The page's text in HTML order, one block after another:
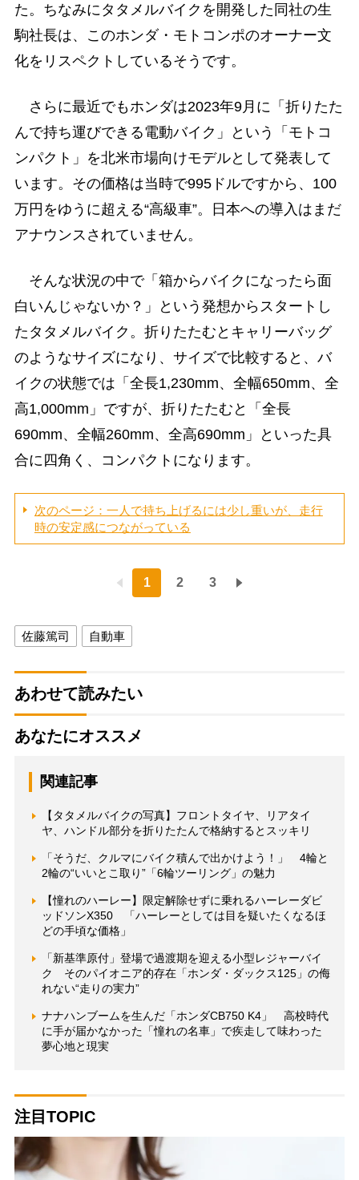
た。ちなみにタタメルバイクを開発した同社の生
駒社長は、このホンダ・モトコンポのオーナー文
化をリスペクトしているそうです。
さらに最近でもホンダは2023年9月に「折りたた
んで持ち運びできる電動バイク」という「モトコ
ンパクト」を北米市場向けモデルとして発表して
います。その価格は当時で995ドルですから、100
万円をゆうに超える“高級車”。日本への導入はまだ
アナウンスされていません。
そんな状況の中で「箱からバイクになったら面
白いんじゃないか？」という発想からスタートし
たタタメルバイク。折りたたむとキャリーバッグ
のようなサイズになり、サイズで比較すると、バ
イクの状態では「全長1,230mm、全幅650mm、全
高1,000mm」ですが、折りたたむと「全長
690mm、全幅260mm、全高690mm」といった具
合に四角く、コンパクトになります。
次のページ：一人で持ち上げるには少し重いが、走行
時の安定感につながっている
1 2 3
佐藤篤司 自動車
あわせて読みたい
あなたにオススメ
関連記事
【タタメルバイクの写真】フロントタイヤ、リアタイ
ヤ、ハンドル部分を折りたたんで格納するとスッキリ
「そうだ、クルマにバイク積んで出かけよう！」 4輪と
2輪の“いいとこ取り”「6輪ツーリング」の魅力
【憧れのハーレー】限定解除せずに乗れるハーレーダビ
ッドソンX350 「ハーレーとしては目を疑いたくなるほ
どの手頃な価格」
「新基準原付」登場で過渡期を迎える小型レジャーバイ
ク そのパイオニア的存在「ホンダ・ダックス125」の侮
れない“走りの実力”
ナナハンブームを生んだ「ホンダCB750 K4」 高校時代
に手が届かなかった「憧れの名車」で疾走して味わった
夢心地と現実
注目TOPIC